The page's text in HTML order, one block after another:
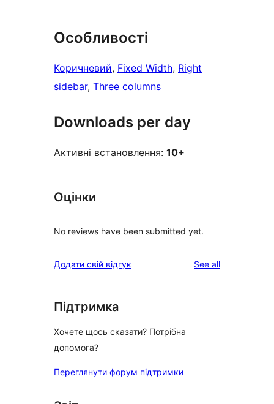
Особливості
Коричневий, Fixed Width, Right
sidebar, Three columns
Downloads per day
Активні встановлення: 10+
Оцінки
No reviews have been submitted yet.
Додати свій відгук See allreviews
Підтримка
Хочете щось сказати? Потрібна
допомога?
Переглянути форум підтримки